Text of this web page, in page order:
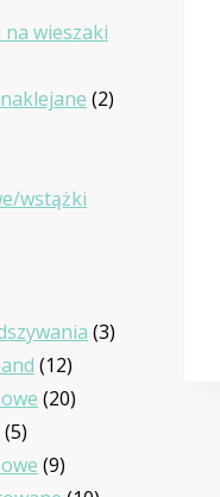
wieszaki
22
wstążki
33
1212
produktów
2020
55
produktów
99